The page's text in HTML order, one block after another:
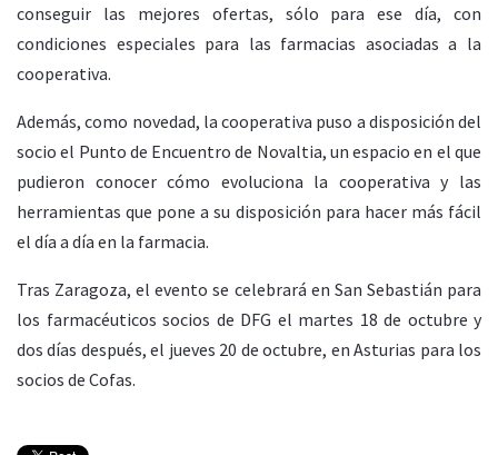
conseguir las mejores ofertas, sólo para ese día, con
condiciones especiales para las farmacias asociadas a la
cooperativa.
Además, como novedad, la cooperativa puso a disposición del
socio el Punto de Encuentro de Novaltia, un espacio en el que
pudieron conocer cómo evoluciona la cooperativa y las
herramientas que pone a su disposición para hacer más fácil
el día a día en la farmacia.
Tras Zaragoza, el evento se celebrará en San Sebastián para
los farmacéuticos socios de DFG el martes 18 de octubre y
dos días después, el jueves 20 de octubre, en Asturias para los
socios de Cofas.